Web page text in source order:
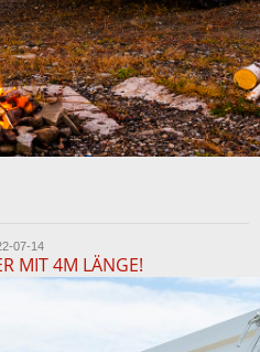
07-14
MIT 4M LÄNGE!